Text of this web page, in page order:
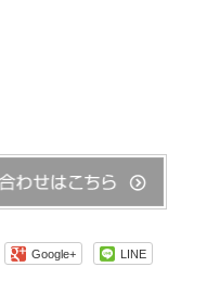
Google+ LINE